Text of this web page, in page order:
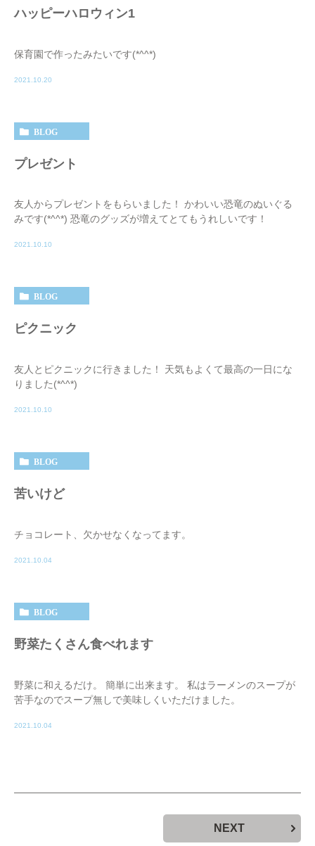
ハッピーハロウィン1
保育園で作ったみたいです(*^^*)
2021.10.20
BLOG
プレゼント
友人からプレゼントをもらいました！ かわいい恐竜のぬいぐる
みです(*^^*) 恐竜のグッズが増えてとてもうれしいです！
2021.10.10
BLOG
ピクニック
友人とピクニックに行きました！ 天気もよくて最高の一日にな
りました(*^^*)
2021.10.10
BLOG
苦いけど
チョコレート、欠かせなくなってます。
2021.10.04
BLOG
野菜たくさん食べれます
野菜に和えるだけ。 簡単に出来ます。 私はラーメンのスープが
苦手なのでスープ無しで美味しくいただけました。
2021.10.04
NEXT